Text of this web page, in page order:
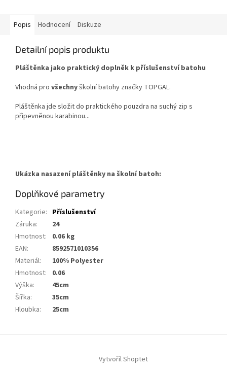
Popis Hodnocení Diskuze
Detailní popis produktu
Pláštěnka jako praktický doplněk k příslušenství batohu
Vhodná pro všechnyškolní batohy značky TOPGAL.
Pláštěnka jde složit do praktického pouzdra na suchý zip s
připevněnou karabinou...
Ukázka nasazení pláštěnky na školní batoh:
Doplňkové parametry
Kategorie: Příslušenství
Záruka:
24
Hmotnost:
0.06 kg
EAN:
8592571010356
Materiál:
100% Polyester
Hmotnost:
0.06
Výška:
45cm
Šířka:
35cm
Hloubka: 25cm
Vytvořil Shoptet